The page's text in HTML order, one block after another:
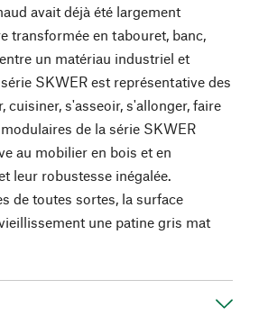
avait déjà été largement
transformée en tabouret, banc,
un matériau industriel et
SKWER est représentative des
s'asseoir, s'allonger, faire
de la série SKWER
au mobilier en bois et en
leur robustesse inégalée.
de toutes sortes, la surface
une patine gris mat